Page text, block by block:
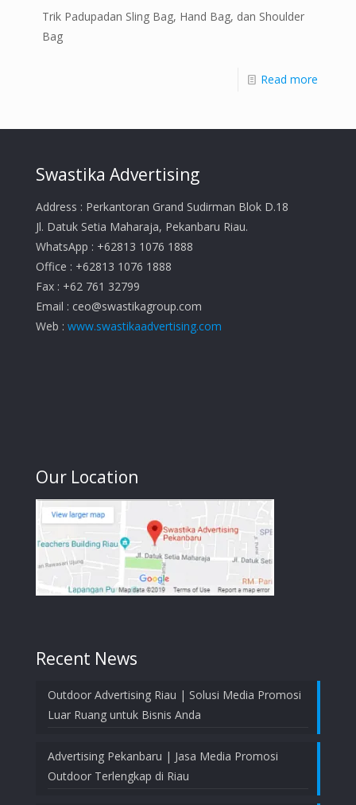
Trik Padupadan Sling Bag, Hand Bag, dan Shoulder
Bag
Read more
Swastika Advertising
Address : Perkantoran Grand Sudirman Blok D.18
Jl. Datuk Setia Maharaja, Pekanbaru Riau.
WhatsApp : +62813 1076 1888
Office : +62813 1076 1888
Fax : +62 761 32799
Email : ceo@swastikagroup.com
Web : www.swastikaadvertising.com
Our Location
Recent News
Outdoor Advertising Riau | Solusi Media Promosi
Luar Ruang untuk Bisnis Anda
Advertising Pekanbaru | Jasa Media Promosi
Outdoor Terlengkap di Riau